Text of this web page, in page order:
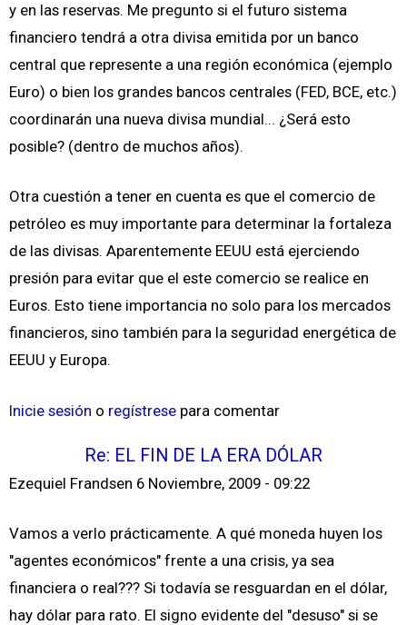
y en las reservas. Me pregunto si el futuro sistema
financiero tendrá a otra divisa emitida por un banco
central que represente a una región económica (ejemplo
Euro) o bien los grandes bancos centrales (FED, BCE, etc.)
coordinarán una nueva divisa mundial... ¿Será esto
posible? (dentro de muchos años).
Otra cuestión a tener en cuenta es que el comercio de
petróleo es muy importante para determinar la fortaleza
de las divisas. Aparentemente EEUU está ejerciendo
presión para evitar que el este comercio se realice en
Euros. Esto tiene importancia no solo para los mercados
financieros, sino también para la seguridad energética de
EEUU y Europa.
Inicie sesión o regístrese para comentar
Re: EL FIN DE LA ERA DÓLAR
Ezequiel Frandsen 6 Noviembre, 2009 - 09:22
Vamos a verlo prácticamente. A qué moneda huyen los
"agentes económicos" frente a una crisis, ya sea
financiera o real??? Si todavía se resguardan en el dólar,
hay dólar para rato. El signo evidente del "desuso" si se